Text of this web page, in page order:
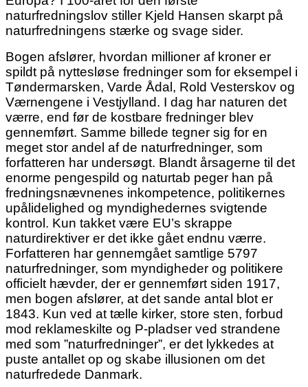
naturfredningslov stiller Kjeld Hansen skarpt på
naturfredningens stærke og svage sider.
Bogen afslører, hvordan millioner af kroner er
spildt på nyttesløse fredninger som for eksempel i
Tøndermarsken, Varde Ådal, Rold Vesterskov og
Værnengene i Vestjylland. I dag har naturen det
værre, end før de kostbare fredninger blev
gennemført. Samme billede tegner sig for en
meget stor andel af de naturfredninger, som
forfatteren har undersøgt. Blandt årsagerne til det
enorme pengespild og naturtab peger han på
fredningsnævnenes inkompetence, politikernes
upålidelighed og myndighedernes svigtende
kontrol. Kun takket være EU’s skrappe
naturdirektiver er det ikke gået endnu værre.
Forfatteren har gennemgået samtlige 5797
naturfredninger, som myndigheder og politikere
officielt hævder, der er gennemført siden 1917,
men bogen afslører, at det sande antal blot er
1843. Kun ved at tælle kirker, store sten, forbud
mod reklameskilte og P-pladser ved strandene
med som ”naturfredninger”, er det lykkedes at
puste antallet op og skabe illusionen om det
naturfredede Danmark.